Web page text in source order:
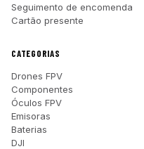
Seguimento de encomenda
Cartão presente
CATEGORIAS
Drones FPV
Componentes
Óculos FPV
Emisoras
Baterias
DJI